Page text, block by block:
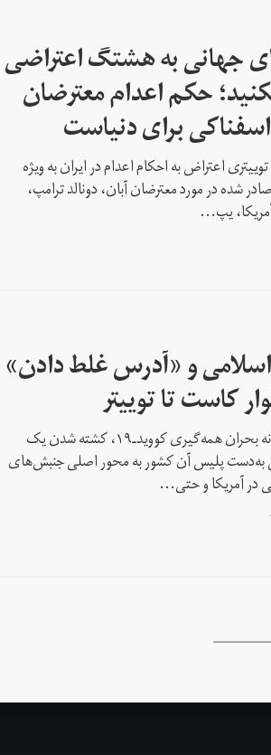
جهانی به هشتگ اعتراضی
حکم اعدام معترضان
برای دنیاست
اعتراض به احکام اعدام در ایران به ویژه
شده در مورد معترضان آبان، دونالد ترامپ،
یپ...
و «آدرس‌ غلط دادن»
کاست تا توییتر
این روزها، در میانه بحران همه‌گیری کووید‌ـ‌۱۹، کشته شدن یک
به‌دست پلیس آن کشور به محور اصلی جنبش‌های
در آمریکا و حتی...